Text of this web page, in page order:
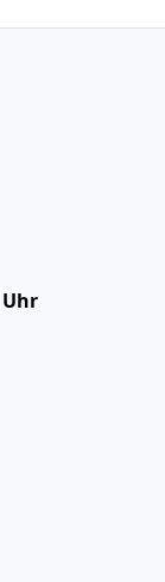
Uhr